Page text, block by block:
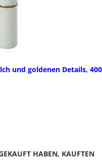
und goldenen Details,
HABEN, KAUFTEN